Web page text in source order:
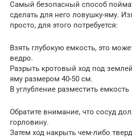
Самый безопасный способ
сделать для него ловушку-яму.
просто, для этого потребуется:
Взять глубокую емкость, это
ведро.
Разрыть кротовый ход под
яму размером 40-50 см.
В углубление разместить емкость
Обратите внимание, что сосуд
горловину.
Затем ход накрыть чем-либо